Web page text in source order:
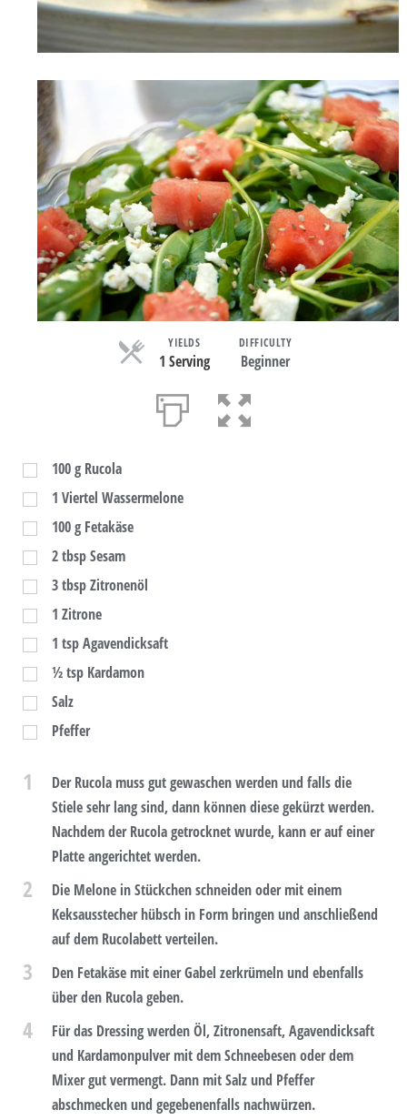
YIELDS
1 Serving
DIFFICULTY
Beginner
100g Rucola
1 Viertel Wassermelone
100g Fetakäse
2tbspSesam
3tbspZitronenöl
1 Zitrone
1 tspAgavendicksaft
½tsp Kardamon
Salz
Pfeffer
1
Der Rucola muss gut gewaschen werden und falls die
Stiele sehr lang sind, dann können diese gekürzt werden.
Nachdem der Rucola getrocknet wurde, kann er auf einer
Platte angerichtet werden.
2
Die Melone in Stückchen schneiden oder mit einem
Keksausstecher hübsch in Form bringen und anschließend
auf dem Rucolabett verteilen.
3
Den Fetakäse mit einer Gabel zerkrümeln und ebenfalls
über den Rucola geben.
4
Für das Dressing werden Öl, Zitronensaft, Agavendicksaft
und Kardamonpulver mit dem Schneebesen oder dem
Mixer gut vermengt. Dann mit Salz und Pfeffer
abschmecken und gegebenenfalls nachwürzen.